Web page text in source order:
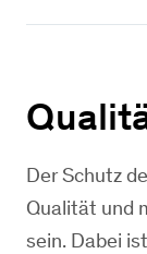
Der Schutz
Qualität und
sein. Dabei